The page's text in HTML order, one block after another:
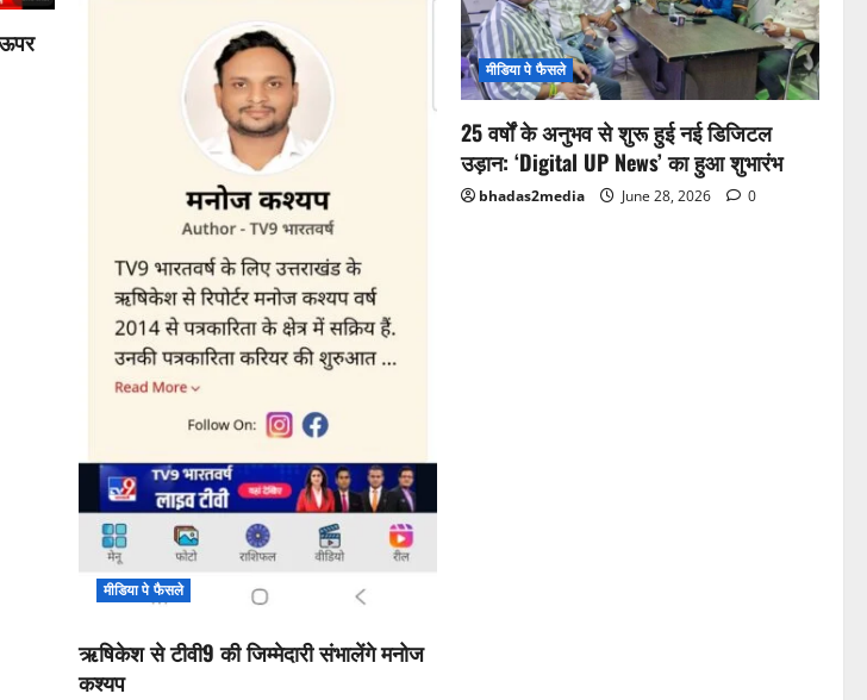
मीडिया पे फैसले
ऋषिकेश से टीवी9 की जिम्मेदारी संभालेंगे मनोज
कश्यप
मीडिया पे फैसले
25 वर्षों के अनुभव से शुरू हुई नई डिजिटल
उड़ान: ‘Digital UP News’ का हुआ शुभारंभ
bhadas2media June 28, 2026 0